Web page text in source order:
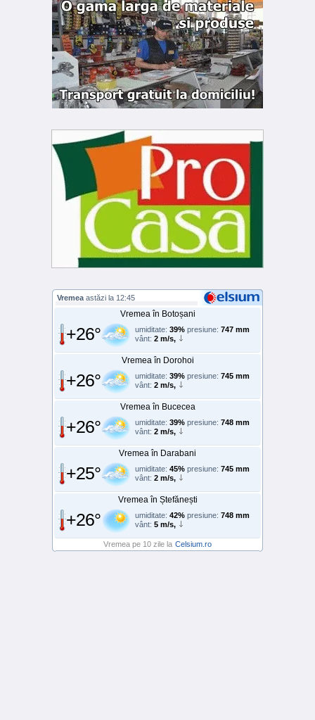
Vremea astăzi la 12:45
Vremea în Botoșani
+26° umiditate: 39% presiune: 747 mm
vânt: 2 m/s,
Vremea în Dorohoi
+26° umiditate: 39% presiune: 745 mm
vânt: 2 m/s,
Vremea în Bucecea
+26° umiditate: 39% presiune: 748 mm
vânt: 2 m/s,
Vremea în Darabani
+25° umiditate: 45% presiune: 745 mm
vânt: 2 m/s,
Vremea în Ștefănești
+26° umiditate: 42% presiune: 748 mm
vânt: 5 m/s,
Vremea pe 10 zile la Celsium.ro